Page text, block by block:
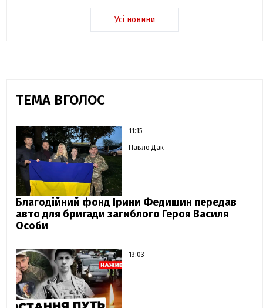
Усі новини
ТЕМА ВГОЛОС
11:15
Павло Дак
Благодійний фонд Ірини Федишин передав
авто для бригади загиблого Героя Василя
Особи
13:03